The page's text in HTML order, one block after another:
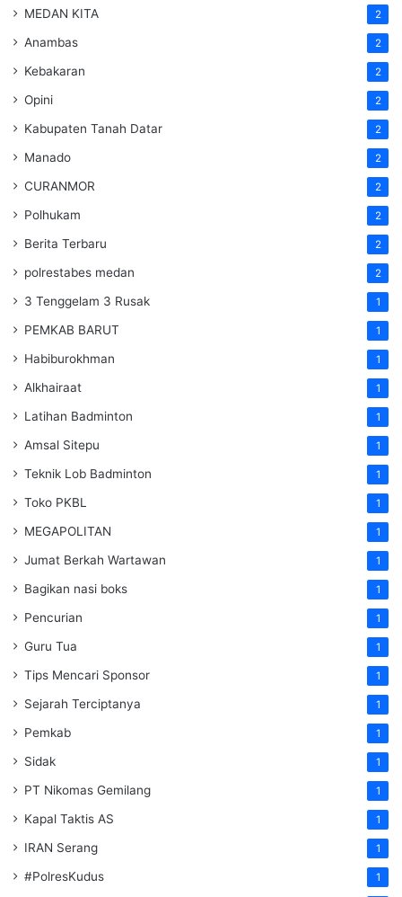
MEDAN KITA 2
Anambas 2
Kebakaran 2
Opini 2
Kabupaten Tanah Datar 2
Manado 2
CURANMOR 2
Polhukam 2
Berita Terbaru 2
polrestabes medan 2
3 Tenggelam 3 Rusak 1
PEMKAB BARUT 1
Habiburokhman 1
Alkhairaat 1
Latihan Badminton 1
Amsal Sitepu 1
Teknik Lob Badminton 1
Toko PKBL 1
MEGAPOLITAN 1
Jumat Berkah Wartawan 1
Bagikan nasi boks 1
Pencurian 1
Guru Tua 1
Tips Mencari Sponsor 1
Sejarah Terciptanya 1
Pemkab 1
Sidak 1
PT Nikomas Gemilang 1
Kapal Taktis AS 1
IRAN Serang 1
#PolresKudus 1